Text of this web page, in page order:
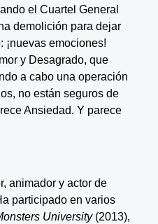
el Cuartel General
demolición para dejar
¡nuevas emociones!
y Desagrado, que
a cabo una operación
no están seguros de
Ansiedad. Y parece
animador y actor de
participado en varios
University(2013),